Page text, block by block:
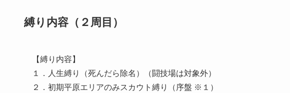
縛り内容（２周目）
【縛り内容】
１．人生縛り（死んだら除名）（闘技場は対象外）
２．初期平原エリアのみスカウト縛り（序盤 ※１）